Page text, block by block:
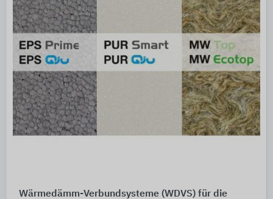
Wärmedämm-Verbundsysteme (WDVS) für die